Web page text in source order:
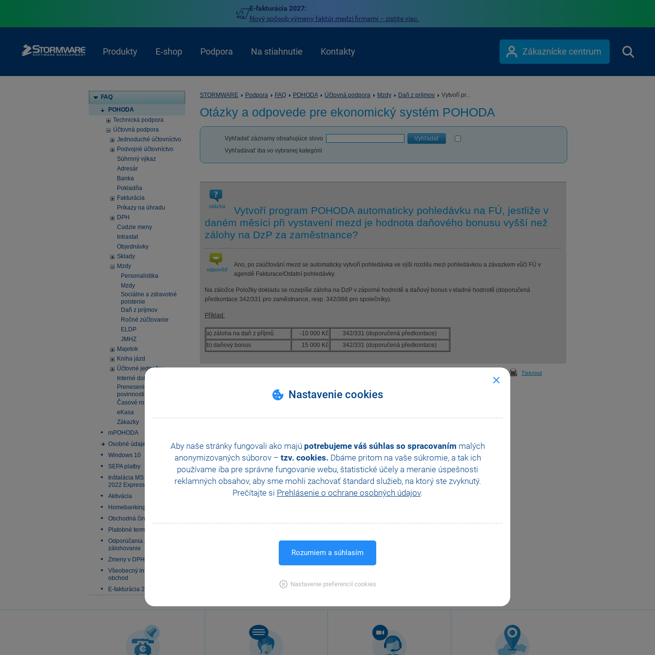
Nastavenie cookies
Aby naše stránky fungovali ako majú potrebujeme váš súhlas so spracovaním malých
anonymizovaných súborov – tzv. cookies. Dbáme pritom na vaše súkromie, a tak ich
používame iba pre správne fungovanie webu, štatistické účely a meranie úspešnosti
reklamných obsahov, aby sme mohli zachovať štandard služieb, na ktorý ste zvyknutý.
Prečítajte si Prehlásenie o ochrane osobných údajov.
Rozumiem a súhlasím
Nastavenie preferencií cookies
E-fakturácia 2027:
Nový spôsob výmeny faktúr medzi firmami – zistite viac.
Produkty E‑shop Podpora Na stiahnutie Kontakty Zákaznícke centrum
FAQ
POHODA
Technická podpora
Účtovná podpora
Jednoduché účtovníctvo
Podvojné účtovníctvo
Súhrnný výkaz
Adresár
Banka
Pokladňa
Fakturácia
Príkazy na úhradu
DPH
Cudzie meny
Intrastat
Objednávky
Sklady
Mzdy
Personalistika
Mzdy
Sociálne a zdravotné
poistenie
Daň z príjmov
Ročné zúčtovanie
ELDP
JMHZ
Majetok
Kniha jázd
Účtovné jednotky
Interné doklady
Prenesenie daňovej
povinnosti
Časové rozlíšenie
eKasa
Zákazky
mPOHODA
Osobné údaje
Windows 10
SEPA platby
Inštalácia MS SQL Server
2022 Express
Aktivácia
Homebanking
Obchodná činnosť
Platobné terminály
Odporúčania pre
zálohovanie
Zmeny v DPH od 1.1.2025
Všeobecný internetový
obchod
E-fakturácia 2027
STORMWARE Podpora FAQ POHODA Účtovná podpora Mzdy Daň z príjmov Vytvoří pr...
Otázky a odpovede pre ekonomický systém POHODA
Vyhľadať záznamy obsahujúce slovo
Vyhľadať
Vyhľadávať iba vo vybranej kategórii
otázka
Vytvoří program POHODA automaticky pohledávku na FÚ, jestliže v
daném měsíci při vystavení mezd je hodnota daňového bonusu vyšší než
zálohy na DzP za zaměstnance?
odpověď
Ano, po zaúčtování mezd se automaticky vytvoří pohledávka ve výši rozdílu mezi pohledávkou a závazkem vůči FÚ v
agendě Fakturace/Ostatní pohledávky.
Na záložce Položky dokladu se rozepíše záloha na DzP v záporné hodnotě a daňový bonus v kladné hodnotě (doporučená
předkontace 342/331 pro zaměstnance, resp. 342/366 pro společníky).
Příklad:
a) záloha na daň z příjmů -10 000 Kč
342/331 (doporučená předkontace)
b) daňový bonus
15 000 Kč 342/331 (doporučená předkontace)
Tisknout